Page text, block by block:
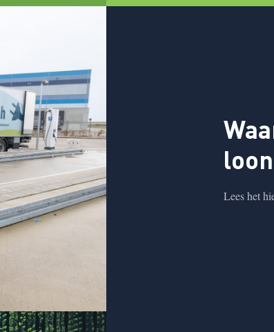
Lees het